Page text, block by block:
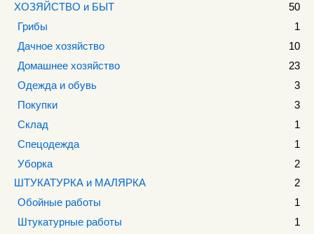
ХОЗЯЙСТВО и БЫТ
50
Грибы
1
Дачное хозяйство
10
Домашнее хозяйство
23
Одежда и обувь
3
Покупки
3
Склад
1
Спецодежда
1
Уборка
2
ШТУКАТУРКА и МАЛЯРКА
2
Обойные работы
1
Штукатурные работы
1